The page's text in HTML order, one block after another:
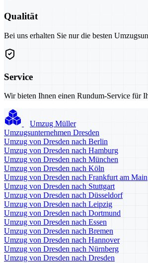
Qualität
Bei uns erhalten Sie nur die besten
Service
Wir bieten Ihnen einen Rundum-Service für
Umzug Müller
Umzugsunternehmen Dresden
Umzug von Dresden nach Berlin
Umzug von Dresden nach Hamburg
Umzug von Dresden nach München
Umzug von Dresden nach Köln
Umzug von Dresden nach Frankfurt am Main
Umzug von Dresden nach Stuttgart
Umzug von Dresden nach Düsseldorf
Umzug von Dresden nach Leipzig
Umzug von Dresden nach Dortmund
Umzug von Dresden nach Essen
Umzug von Dresden nach Bremen
Umzug von Dresden nach Hannover
Umzug von Dresden nach Nürnberg
Umzug von Dresden nach Dresden